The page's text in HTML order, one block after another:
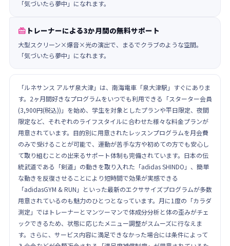
「気づいたら夢中」になれます。
 トレーナーによる3か月間の無料サポート
大型スクリーン×爆音×光の演出で、まるでクラブのような空間。
「気づいたら夢中」になれます。
「ルネサンス アルザ泉大津」は、南海電車「泉大津駅」すぐにありま
す。2ヶ月間好きなプログラムをいつでも利用できる「スターター会員
(3,900円(税込))」を始め、学生を対象としたプランや平日限定、夜間
限定など、それぞれのライフスタイルに合わせた様々な料金プランが
用意されています。目的別に用意されたレッスンプログラムを月会費
のみで受けることが可能で、運動が苦手な方や初めての方でも安心し
て取り組むことの出来るサポート体制も完備されています。日本の伝
統武道である「剣道」の動きを取り入れた「adidas SHINDO」、簡単
な動きを反復させることにより短時間で効果が実感できる
「adidasGYM & RUN」といった最新のエクササイズプログラムが多数
用意されているのも魅力のひとつとなっています。月に1度の「カラダ
測定」ではトレーナーとマンツーマンで体成分分析と体の歪みがチェ
ックできるため、状態に応じたメニュー調整がスムーズに行なえま
す。さらに、サービス内容に満足できなかった場合には条件によって